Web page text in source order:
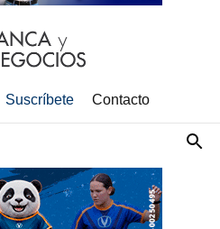
Suscríbete Contacto